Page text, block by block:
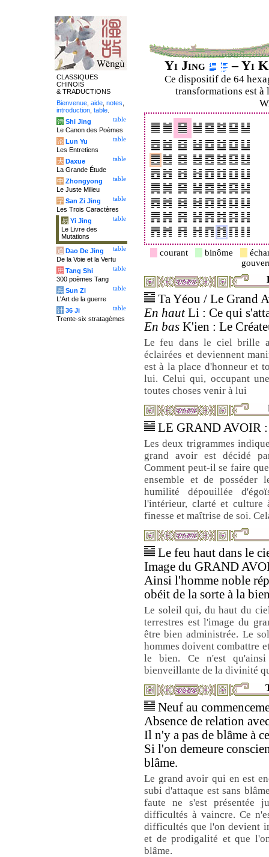
Yi Jing – Yi
Ce dispositif de 64
transformations est à
courant binôme
Ta Yéou / Le Grand
En hautLi : Ce qui
En bas K'ien : Le
Le feu dans le ciel brille
éclairées et deviennent
est à la place d'honneur et
lui. Celui qui, occupant
toutes choses venir à lui
LE GRAND AVOIR :
Les deux trigrammes
grand avoir est décidé
Comment peut-il se faire
ensemble et de posséder
humilité dépouillée
l'intérieur, clarté et culture
finesse et maîtrise de soi.
Le feu haut dans le
Image du GRAND
Ainsi l'homme noble
obéit de la sorte à la
Le soleil qui, du haut du
terrestres est l'image du
être bien administrée. Le
hommes doivent combattre
le bien. Ce n'est
bienveillante de la divinité
Neuf au
Absence de relation
Il n'y a pas de blâme à
Si l'on demeure
blâme.
Le grand avoir qui en est
subi d'attaque est sans
faute ne s'est présentée
difficultés à vaincre. Ce
difficultés que l'on devient
et de prodigalité et que
blâme.
CLASSIQUES
CHINOIS
& TRADUCTIONS
Bienvenue aide notes
introduction table
table
诗 Shi Jing
Le Canon des Poèmes
table
论 Lun Yu
Les Entretiens
table
大 Daxue
La Grande Étude
table
中 Zhongyong
Le Juste Milieu
table
字 San Zi Jing
Les Trois Caractères
table
易 Yi Jing
Le Livre des
Mutations
table
道 Dao De Jing
De la Voie et la Vertu
table
唐 Tang Shi
300 poèmes Tang
table
兵 Sun Zi
L'Art de la guerre
table
计 36 Ji
Trente-six stratagèmes